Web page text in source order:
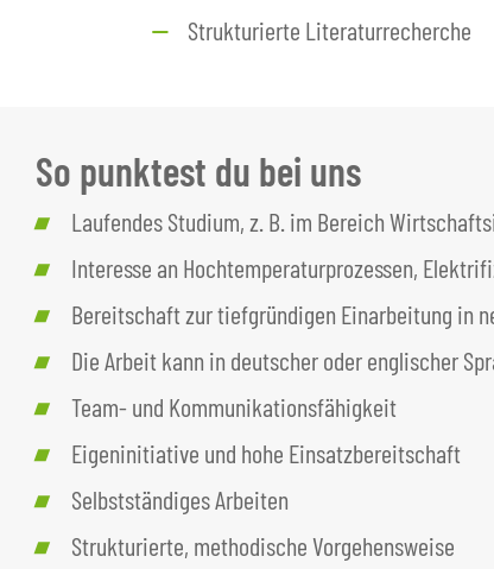
Strukturierte Literaturrecherche
So punktest du bei uns
Laufendes Studium, z. B. im Bereich
Interesse an Hochtemperaturprozessen,
Bereitschaft zur tiefgründigen Einarbeitung in
Die Arbeit kann in deutscher oder englischer
Team- und Kommunikationsfähigkeit
Eigeninitiative und hohe Einsatzbereitschaft
Selbstständiges Arbeiten
Strukturierte, methodische Vorgehensweise